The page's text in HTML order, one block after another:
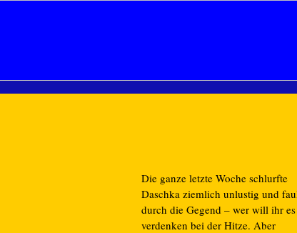
Die ganze letzte Woche schlurfte
Daschka ziemlich unlustig und
durch die Gegend – wer will ihr es
verdenken bei der Hitze. Aber